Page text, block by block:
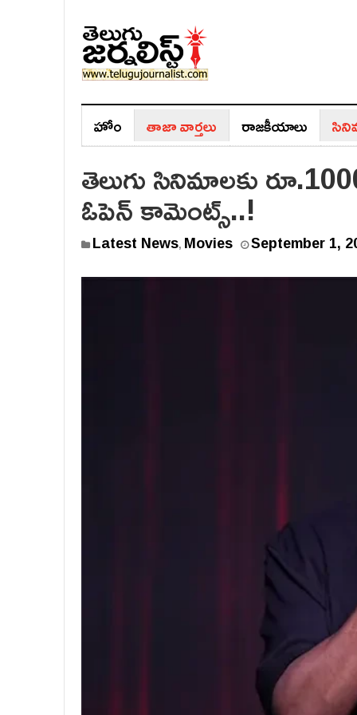
హోం తాజా వార్తలు రాజ‌కీయాలు
తెలుగు సినిమాలకు
ఓపెన్ కామెంట్స్..!
Latest News, Movies September 1,